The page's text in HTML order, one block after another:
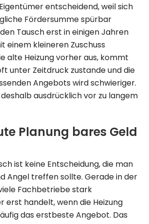
entscheidend, weil sich
Fördersumme spürbar
Tausch erst in einigen Jahren
einem kleineren Zuschuss
alte Heizung vorher aus, kommt
unter Zeitdruck zustande und die
Angebots wird schwieriger.
ausdrücklich vor zu langem
Planung bares Geld
ist keine Entscheidung, die man
Angel treffen sollte. Gerade in der
Fachbetriebe stark
erst handelt, wenn die Heizung
das erstbeste Angebot. Das